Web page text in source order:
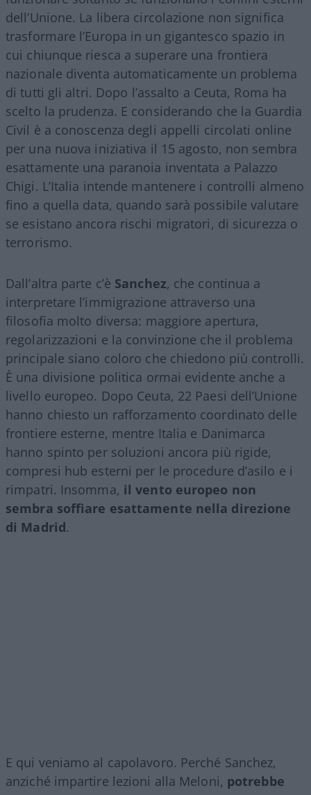
dell’Unione. La libera circolazione non significa
trasformare l’Europa in un gigantesco spazio in
cui chiunque riesca a superare una frontiera
nazionale diventa automaticamente un problema
di tutti gli altri. Dopo l’assalto a Ceuta, Roma ha
scelto la prudenza. E considerando che la Guardia
Civil è a conoscenza degli appelli circolati online
per una nuova iniziativa il 15 agosto, non sembra
esattamente una paranoia inventata a Palazzo
Chigi. L’Italia intende mantenere i controlli almeno
fino a quella data, quando sarà possibile valutare
se esistano ancora rischi migratori, di sicurezza o
terrorismo.
Dall’altra parte c’è Sanchez, che continua a
interpretare l’immigrazione attraverso una
filosofia molto diversa: maggiore apertura,
regolarizzazioni e la convinzione che il problema
principale siano coloro che chiedono più controlli.
È una divisione politica ormai evidente anche a
livello europeo. Dopo Ceuta, 22 Paesi dell’Unione
hanno chiesto un rafforzamento coordinato delle
frontiere esterne, mentre Italia e Danimarca
hanno spinto per soluzioni ancora più rigide,
compresi hub esterni per le procedure d’asilo e i
rimpatri. Insomma, il vento europeo non
sembra soffiare esattamente nella direzione
di Madrid.
E qui veniamo al capolavoro. Perché Sanchez,
anziché impartire lezioni alla Meloni, potrebbe